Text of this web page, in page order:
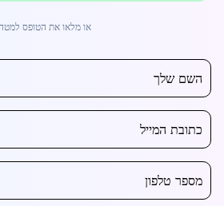
או מלאו את הטופס